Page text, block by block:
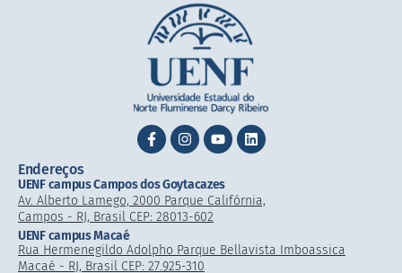
Endereços
UENF campus Campos dos Goytacazes
Av. Alberto Lamego, 2000 Parque Califórnia,
Campos - RJ, Brasil CEP: 28013-602
UENF campus Macaé
Rua Hermenegildo Adolpho Parque Bellavista Imboassica
Macaé - RJ, Brasil CEP: 27.925-310